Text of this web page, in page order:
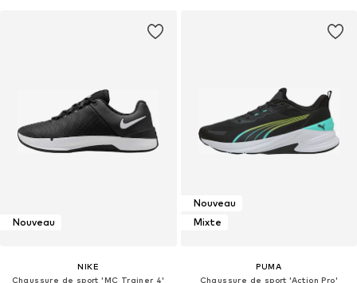
Nouveau
NIKE
Chaussure de sport 'MC Trainer 4'
Nouveau
Mixte
PUMA
Chaussure de sport 'Action Pro'